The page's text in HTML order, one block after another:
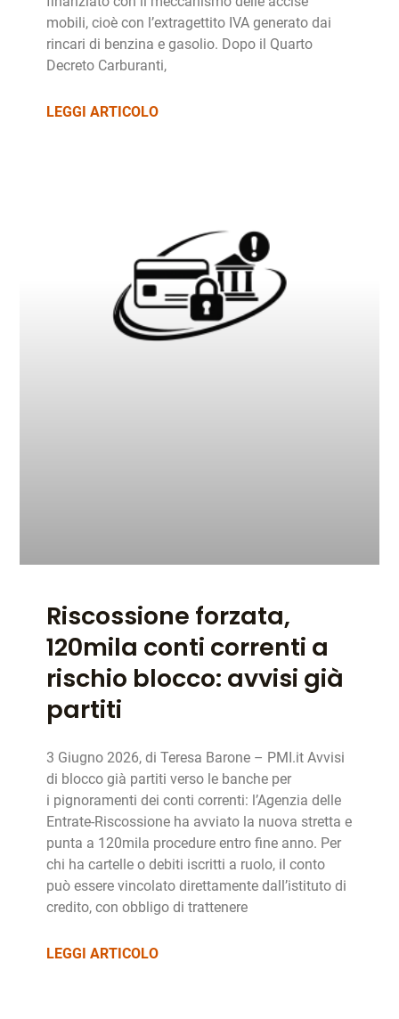
mobili, cioè con l’extragettito IVA generato dai
rincari di benzina e gasolio. Dopo il Quarto
Decreto Carburanti,
LEGGI ARTICOLO
Riscossione forzata,
120mila conti correnti a
rischio blocco: avvisi già
partiti
3 Giugno 2026, di Teresa Barone – PMI.it Avvisi
di blocco già partiti verso le banche per
i pignoramenti dei conti correnti: l’Agenzia delle
Entrate-Riscossione ha avviato la nuova stretta e
punta a 120mila procedure entro fine anno. Per
chi ha cartelle o debiti iscritti a ruolo, il conto
può essere vincolato direttamente dall’istituto di
credito, con obbligo di trattenere
LEGGI ARTICOLO